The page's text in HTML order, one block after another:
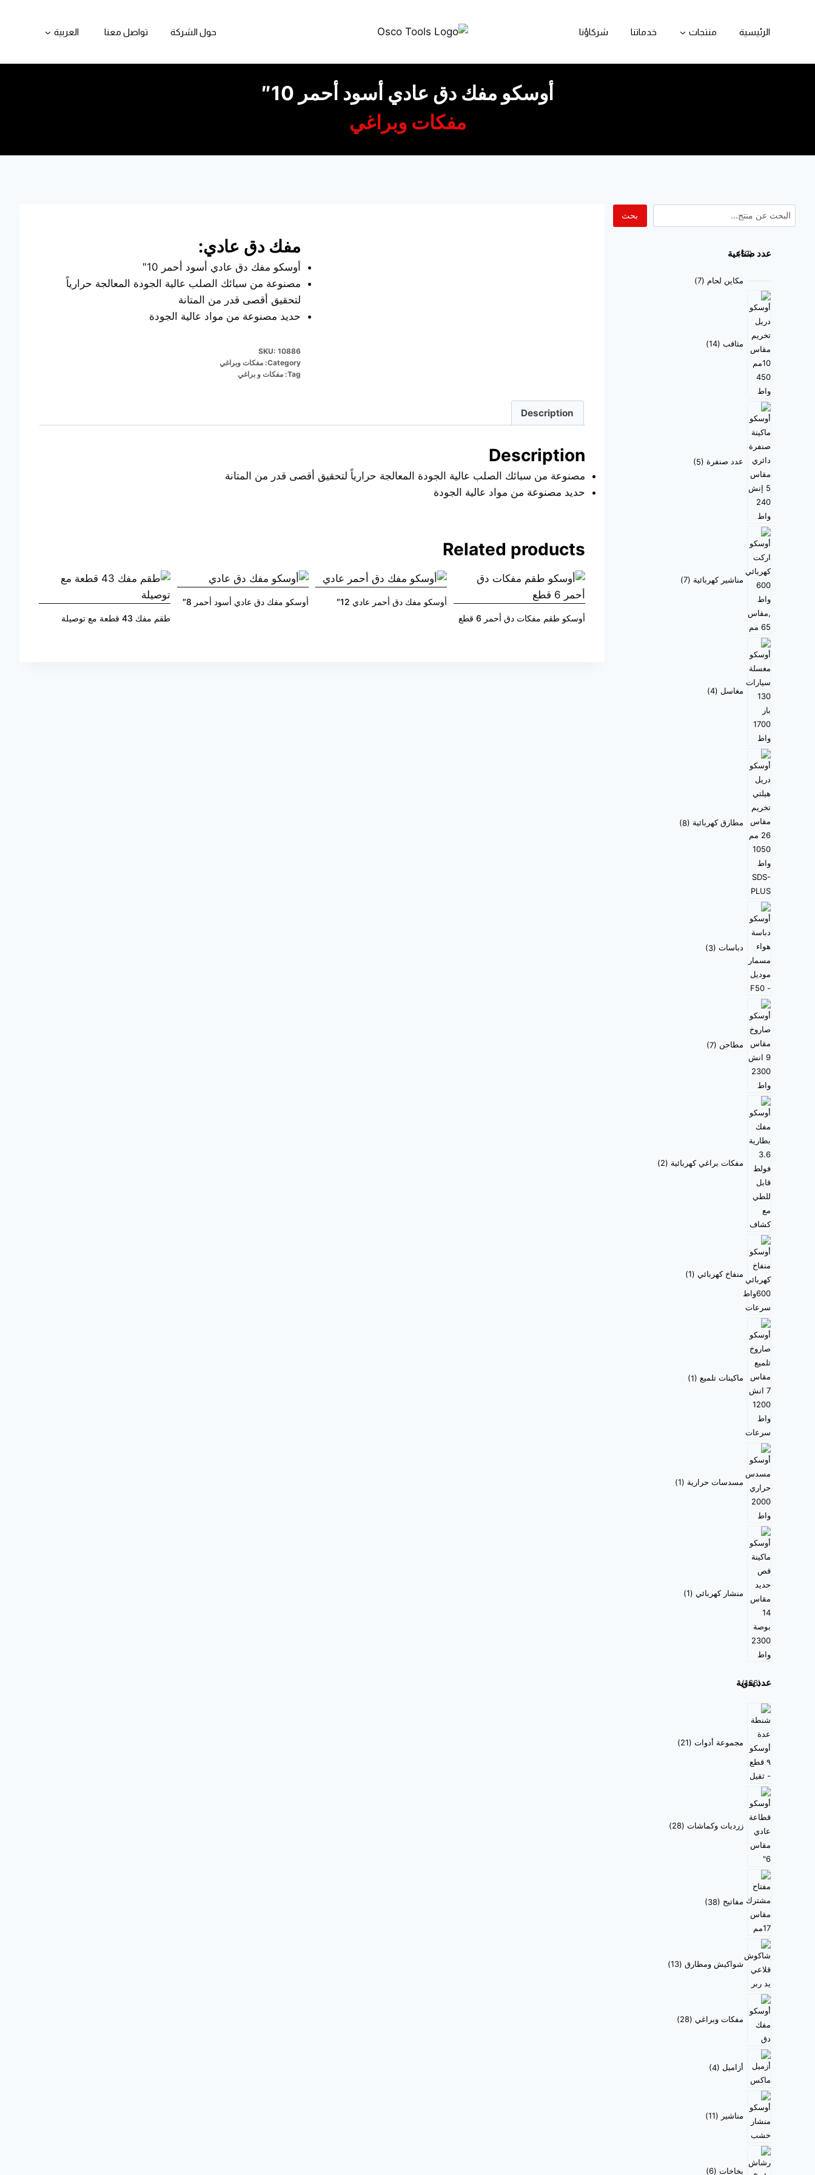
الرئيسية منتجات خدماتنا شركاؤنا حول الشركة تواصل معنا العربية
أوسكو مفك دق عادي أسود أحمر 10″
مفكات وبراغي
مفك دق عادي:
أوسكو مفك دق عادي أسود أحمر 10″
مصنوعة من سبائك الصلب عالية الجودة المعالجة حرارياً
لتحقيق أقصى قدر من المتانة
حديد مصنوعة من مواد عالية الجودة
SKU:10886
Category: مفكات وبراغي
Tag: مفكات و براغي
Description
Description
مصنوعة من سبائك الصلب عالية الجودة المعالجة حرارياً لتحقيق أقصى قدر من المتانة
حديد مصنوعة من مواد عالية الجودة
Related products
أوسكو طقم مفكات دق أحمر 6 قطع
أوسكو مفك دق أحمر عادي 12″
أوسكو مفك دق عادي أسود أحمر 8″
طقم مفك 43 قطعة مع توصيلة
بحث
عدد صناعية
57
مكاين لحام 7
مثاقب 14
عدد صنفرة 5
مناشير كهربائية 7
مغاسل 4
مطارق كهربائية 8
دباسات 3
مطاحن 7
مفكات براغي كهربائية 2
منفاخ كهربائي 1
ماكينات تلميع 1
مسدسات حرارية 1
منشار كهربائي 1
عدد يدوية
166
مجموعة أدوات 21
زرديات وكماشات 28
مفاتيح 38
شواكيش ومطارق 13
مفكات وبراغي 28
أزاميل 4
مناشير 11
بخاخات 6